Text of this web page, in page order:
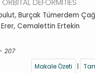
DEFORMITIES
Burçak Tümerdem
Erer, Cemalettin Ertekin
207
Makale Özeti
|